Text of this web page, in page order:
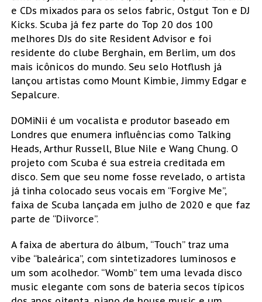
e CDs mixados para os selos fabric, Ostgut Ton e DJ
Kicks. Scuba já fez parte do Top 20 dos 100
melhores DJs do site Resident Advisor e foi
residente do clube Berghain, em Berlim, um dos
mais icônicos do mundo. Seu selo Hotflush já
lançou artistas como Mount Kimbie, Jimmy Edgar e
Sepalcure.
DOMiNii é um vocalista e produtor baseado em
Londres que enumera influências como Talking
Heads, Arthur Russell, Blue Nile e Wang Chung. O
projeto com Scuba é sua estreia creditada em
disco. Sem que seu nome fosse revelado, o artista
já tinha colocado seus vocais em “Forgive Me”,
faixa de Scuba lançada em julho de 2020 e que faz
parte de “Diivorce”.
A faixa de abertura do álbum, “Touch” traz uma
vibe “baleárica”, com sintetizadores luminosos e
um som acolhedor. “Womb” tem uma levada disco
music elegante com sons de bateria secos típicos